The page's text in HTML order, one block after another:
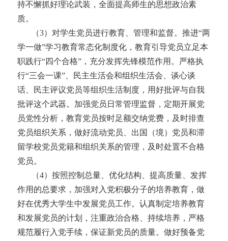
持不懈抓好理论武装，全面提高师生的思想政治素
质。
（3）对学生党员进行教育、管理和监督。推进“两
学一做”学习教育常态化制度化，教育引导党员立足本
职践行“四个合格”，充分发挥先锋模范作用。严格执
行“三会一课”、民主生活会和组织生活会、谈心谈
话、民主评议党员等组织生活制度，用好批评与自我
批评这个武器。加强党员日常管理监督，定期开展党
员党性分析，教育党员按时足额交纳党费，及时排查
党员组织关系，做好流动党员、出国（境）党员和滞
留学校党员党籍和组织关系的管理，及时处置不合格
党员。
（4）按照控制总量、优化结构、提高质量、发挥
作用的总要求，加强对入党积极分子的培养教育，做
好在优秀大学生中发展党员工作。认真制定培养教育
和发展党员的计划，注重政治合格、持续培养，严格
规范履行入党手续，保证新党员的质量。做好预备党